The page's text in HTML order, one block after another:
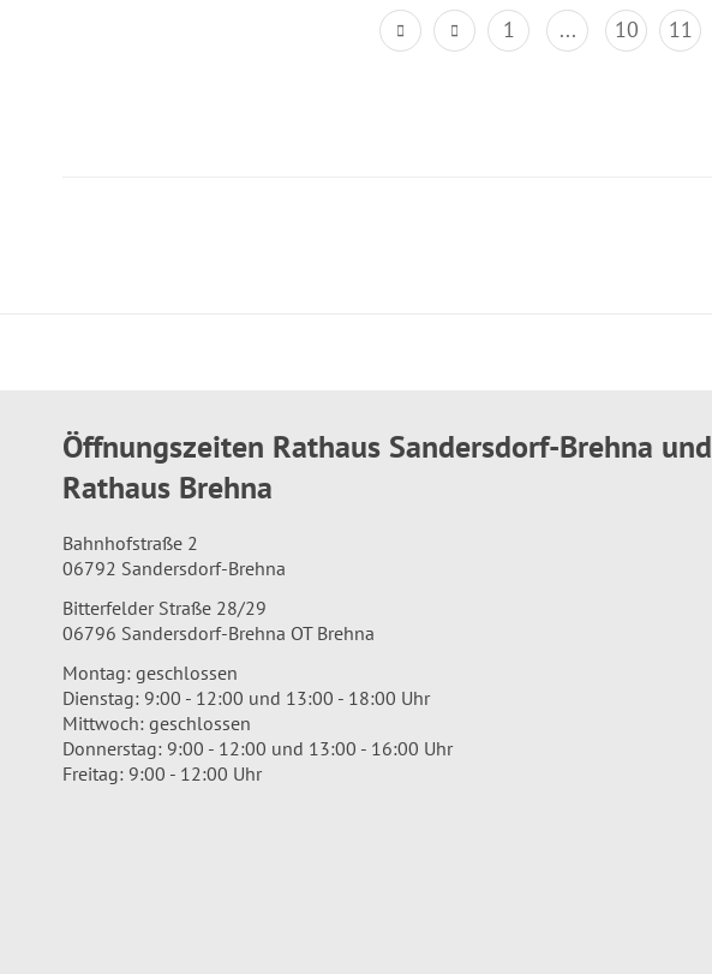
1 ... 10 11
Öffnungszeiten Rathaus Sandersdorf-Brehna und
Rathaus Brehna
Bahnhofstraße 2
06792 Sandersdorf-Brehna
Bitterfelder Straße 28/29
06796 Sandersdorf-Brehna OT Brehna
Montag: geschlossen
Dienstag: 9:00 - 12:00 und 13:00 - 18:00 Uhr
Mittwoch: geschlossen
Donnerstag: 9:00 - 12:00 und 13:00 - 16:00 Uhr
Freitag: 9:00 - 12:00 Uhr